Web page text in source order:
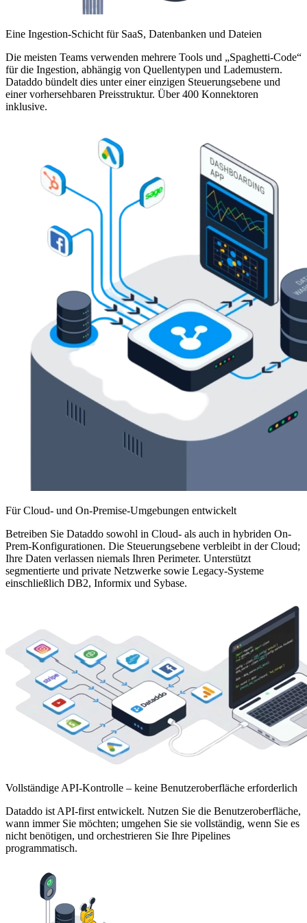
Eine Ingestion-Schicht für SaaS, Datenbanken und Dateien
Die meisten Teams verwenden mehrere Tools und „Spaghetti-Code“
für die Ingestion, abhängig von Quellentypen und Lademustern.
Dataddo bündelt dies unter einer einzigen Steuerungsebene und
einer vorhersehbaren Preisstruktur. Über 400 Konnektoren
inklusive.
Für Cloud- und On-Premise-Umgebungen entwickelt
Betreiben Sie Dataddo sowohl in Cloud- als auch in hybriden On-
Prem-Konfigurationen. Die Steuerungsebene verbleibt in der Cloud;
Ihre Daten verlassen niemals Ihren Perimeter. Unterstützt
segmentierte und private Netzwerke sowie Legacy-Systeme
einschließlich DB2, Informix und Sybase.
Vollständige API-Kontrolle – keine Benutzeroberfläche erforderlich
Dataddo ist API-first entwickelt. Nutzen Sie die Benutzeroberfläche,
wann immer Sie möchten; umgehen Sie sie vollständig, wenn Sie es
nicht benötigen, und orchestrieren Sie Ihre Pipelines
programmatisch.